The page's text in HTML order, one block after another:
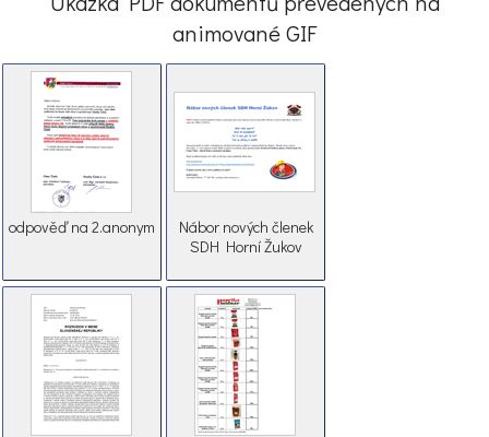
animované GIF
odpověď na 2.anonym
Nábor nových členek
SDH Horní Žukov